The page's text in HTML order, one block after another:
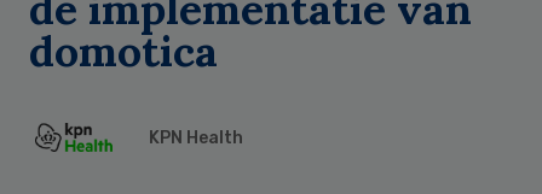
domotica
KPN Health